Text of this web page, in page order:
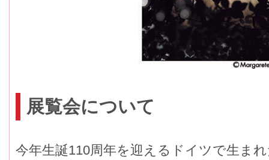
展覧会について
今年生誕110周年を迎えるドイツで生ま